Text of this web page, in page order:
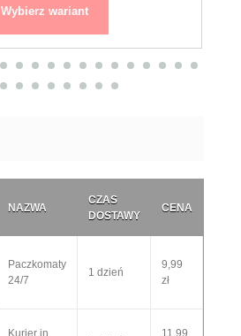
Wybierz wariant
NAZWA
CZAS
DOSTAWY
CENA
Paczkomaty
24/7
1 dzień
9,99
zł
Kurier in
11,99